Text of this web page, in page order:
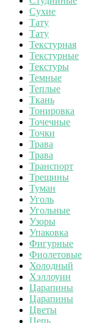
Сухие
Тату
Тату
Текстурная
Текстурные
Текстуры
Темные
Теплые
Ткань
Тонировка
Точечные
Точки
Трава
Трава
Транспорт
Трещины
Туман
Уголь
Угольные
Узоры
Упаковка
Фигурные
Фиолетовые
Холодный
Хэллоуин
Царапины
Царапины
Цветы
Цепь